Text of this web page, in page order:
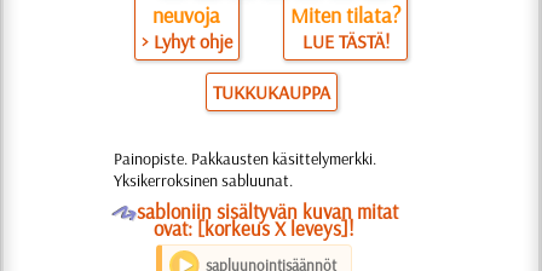
neuvoja
> Lyhyt ohje
Miten tilata?
LUE TÄSTÄ!
TUKKUKAUPPA
Painopiste. Pakkausten käsittelymerkki.
Yksikerroksinen sabluunat.
Osabloniin sisältyvän kuvan mitat
ovat: [korkeus X leveys]!
sapluunointisäännöt